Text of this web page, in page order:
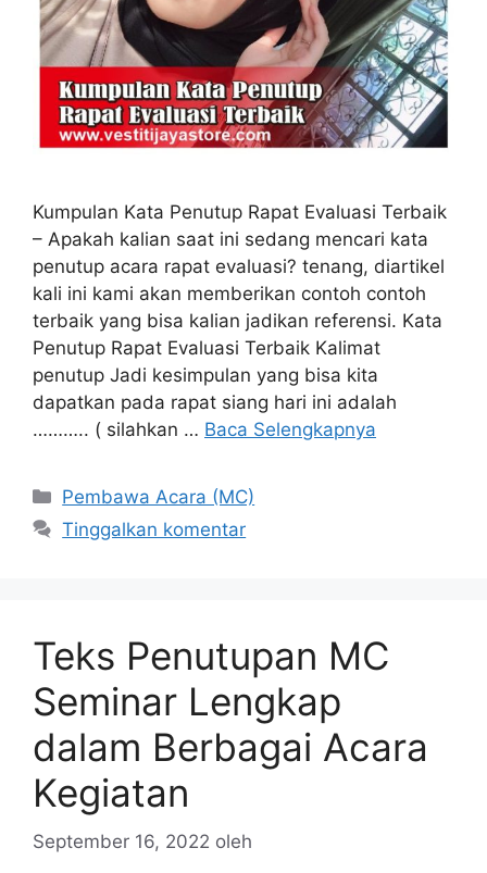
Kumpulan Kata Penutup Rapat Evaluasi Terbaik
– Apakah kalian saat ini sedang mencari kata
penutup acara rapat evaluasi? tenang, diartikel
kali ini kami akan memberikan contoh contoh
terbaik yang bisa kalian jadikan referensi. Kata
Penutup Rapat Evaluasi Terbaik Kalimat
penutup Jadi kesimpulan yang bisa kita
dapatkan pada rapat siang hari ini adalah
……….. ( silahkan … Baca Selengkapnya
Kategori
Pembawa Acara (MC)
Tinggalkan komentar
Teks Penutupan MC
Seminar Lengkap
dalam Berbagai Acara
Kegiatan
September 16, 2022 oleh